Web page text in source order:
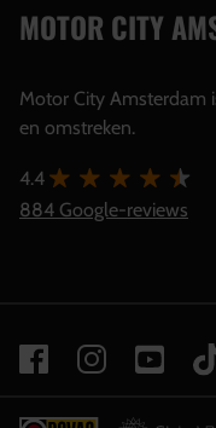
MOTOR CITY
Motor City Amsterdam
en omstreken.
4.4
884 Google-reviews